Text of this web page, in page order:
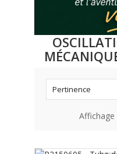
Pertinence
Affichage